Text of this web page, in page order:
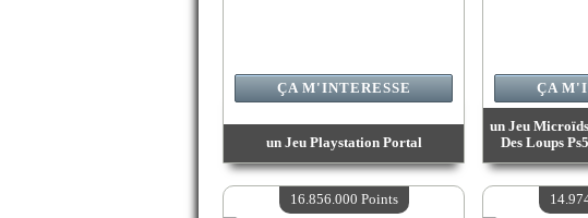
un Jeu Playstation Portal
Valeur :26 170 800 Points
Quantité Disponible :4
ÇA M'INTERESSE
un Jeu
Des Loups
Valeur :
ÇA
16.856.000 Points